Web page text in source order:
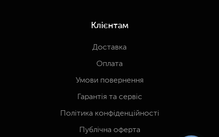
Клієнтам
Доставка
Оплата
Умови повернення
Гарантія та сервіс
Політика конфіденційності
Публічна оферта